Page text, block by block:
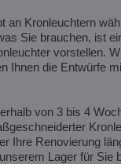
an Kronleuchtern
Sie brauchen, ist
vorstellen.
Ihnen die Entwürfe
von 3 bis 4
Ihre Renovierung
Lager für Sie